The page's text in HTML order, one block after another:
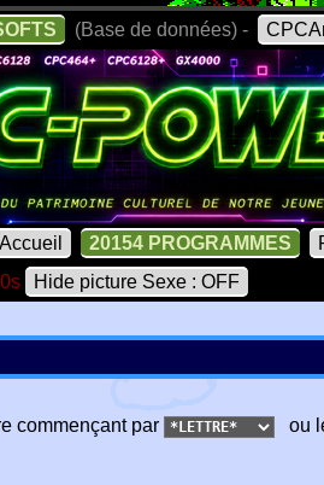
(Base de données) -
Accueil 20154 PROGRAMMES
Hide picture Sexe : OFF
commençant par ou